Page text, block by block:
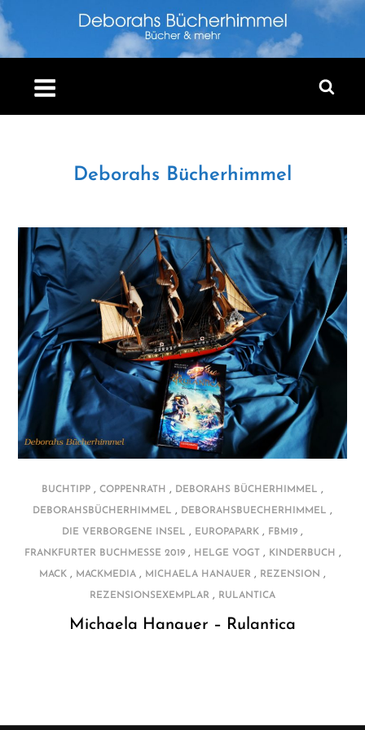
Skip
to
content
Deborahs Bücherhimmel
BUCHTIPP , COPPENRATH , DEBORAHS BÜCHERHIMMEL ,
DEBORAHSBÜCHERHIMMEL , DEBORAHSBUECHERHIMMEL ,
DIE VERBORGENE INSEL , EUROPAPARK , FBM19 ,
FRANKFURTER BUCHMESSE 2019, HELGE VOGT, KINDERBUCH ,
MACK , MACKMEDIA , MICHAELA HANAUER , REZENSION ,
REZENSIONSEXEMPLAR , RULANTICA
Michaela Hanauer – Rulantica